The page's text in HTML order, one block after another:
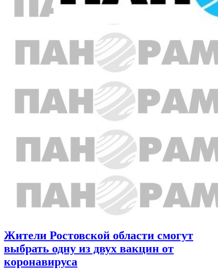
Жители Ростовской области смогут
выбрать одну из двух вакцин от
коронавируса